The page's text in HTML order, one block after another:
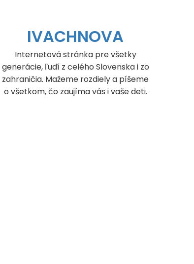
IVACHNOVA
Internetová stránka pre všetky
generácie, ľudí z celého Slovenska i zo
zahraničia. Mažeme rozdiely a píšeme
o všetkom, čo zaujíma vás i vaše deti.